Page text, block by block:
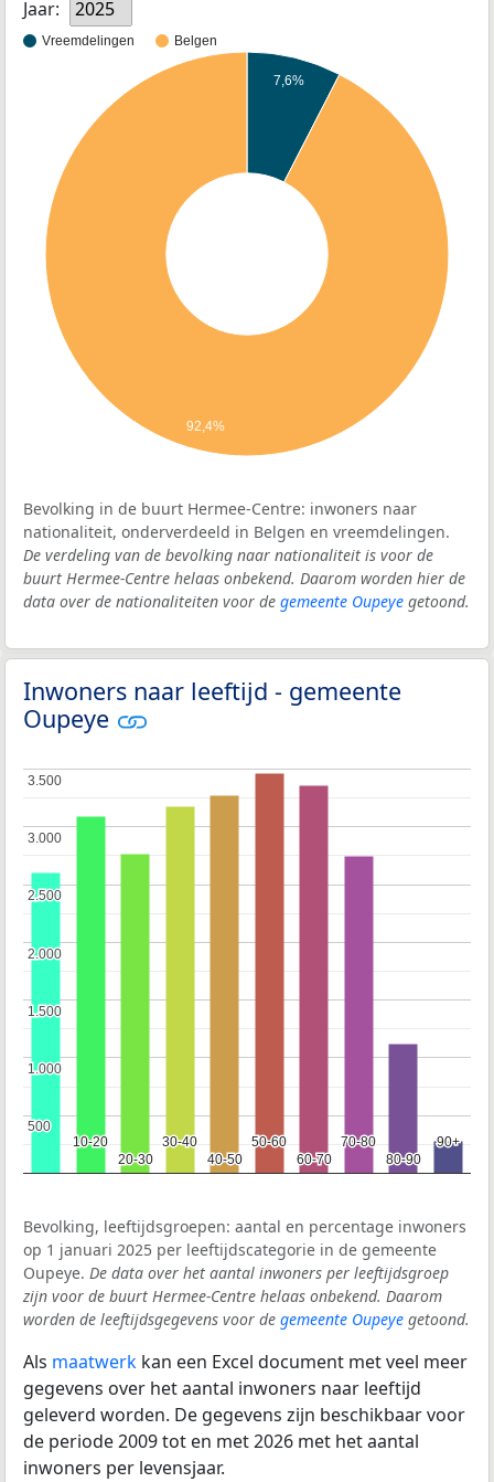
Jaar: 2025
Vreemdelingen Belgen
7,6%
92,4%
Bevolking in de buurt Hermee-Centre: inwoners naar
nationaliteit, onderverdeeld in Belgen en vreemdelingen.
De verdeling van de bevolking naar nationaliteit is voor de
buurt Hermee-Centre helaas onbekend. Daarom worden hier de
data over de nationaliteiten voor de gemeente Oupeye getoond.
Inwoners naar leeftijd - gemeente
Oupeye
10-20
10-20
20-30
20-30
30-40
30-40
40-50
40-50
50-60
50-60
60-70
60-70
70-80
70-80
80-90
80-90
90+
90+
500
500
1.000
1.000
1.500
1.500
2.000
2.000
2.500
2.500
3.000
3.000
3.500
3.500
Bevolking, leeftijdsgroepen: aantal en percentage inwoners
op 1 januari 2025 per leeftijdscategorie in de gemeente
Oupeye. De data over het aantal inwoners per leeftijdsgroep
zijn voor de buurt Hermee-Centre helaas onbekend. Daarom
worden de leeftijdsgegevens voor de gemeente Oupeye getoond.
Als maatwerk kan een Excel document met veel meer
gegevens over het aantal inwoners naar leeftijd
geleverd worden. De gegevens zijn beschikbaar voor
de periode 2009 tot en met 2026 met het aantal
inwoners per levensjaar.